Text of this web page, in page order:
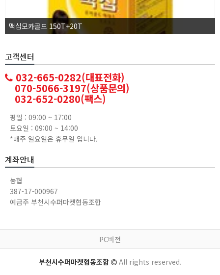
맥심모카골드 150T+20T
고객센터
032-665-0282(대표전화)
070-5066-3197(상품문의)
032-652-0280(팩스)
평일 : 09:00 ~ 17:00
토요일 : 09:00 ~ 14:00
*매주 일요일은 휴무일 입니다.
계좌안내
농협
387-17-000967
예금주 부천시수퍼마켓협동조합
PC버전
부천시수퍼마켓협동조합 All rights reserved.